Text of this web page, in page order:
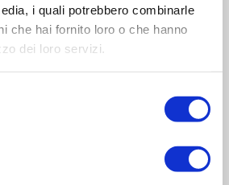
i quali potrebbero combinarle
che hai fornito loro o che hanno
dei loro servizi.